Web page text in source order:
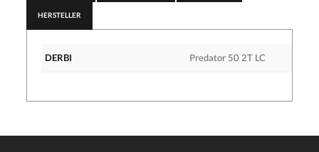
HERSTELLER
DERBI Predator 50 2T LC